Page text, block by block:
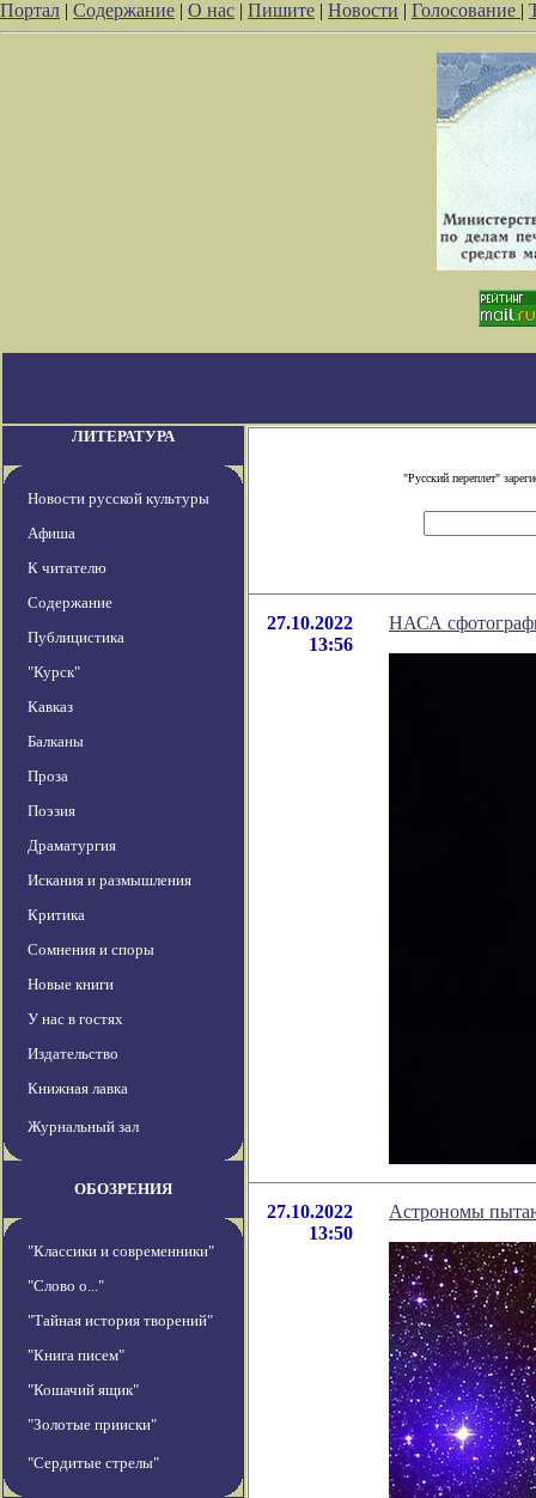
Портал | Содержание | О нас | Пишите | Новости | Голосование |
ЛИТЕРАТУРА
Новости русской культуры
Афиша
К читателю
Содержание
Публицистика
"Курск"
Кавказ
Балканы
Проза
Поэзия
Драматургия
Искания и размышления
Критика
Сомнения и споры
Новые книги
У нас в гостях
Издательство
Книжная лавка
Журнальный зал
ОБОЗРЕНИЯ
"Классики и современники"
"Слово о..."
"Тайная история творений"
"Книга писем"
"Кошачий ящик"
"Золотые прииски"
"Сердитые стрелы"
"Русский переплет"
27.10.2022
13:56
НАСА
27.10.2022
13:50
Астрономы